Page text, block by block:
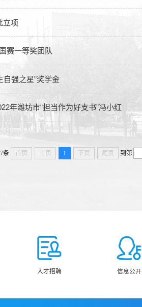
立项
赛一等奖团队
自强之星”奖学金
年潍坊市“担当作为好支书”冯小红
条 首页 上页 1 下页 尾页 到第
人才招聘 信息公开